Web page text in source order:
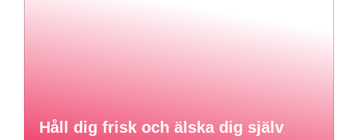
Håll dig frisk och älska dig själv